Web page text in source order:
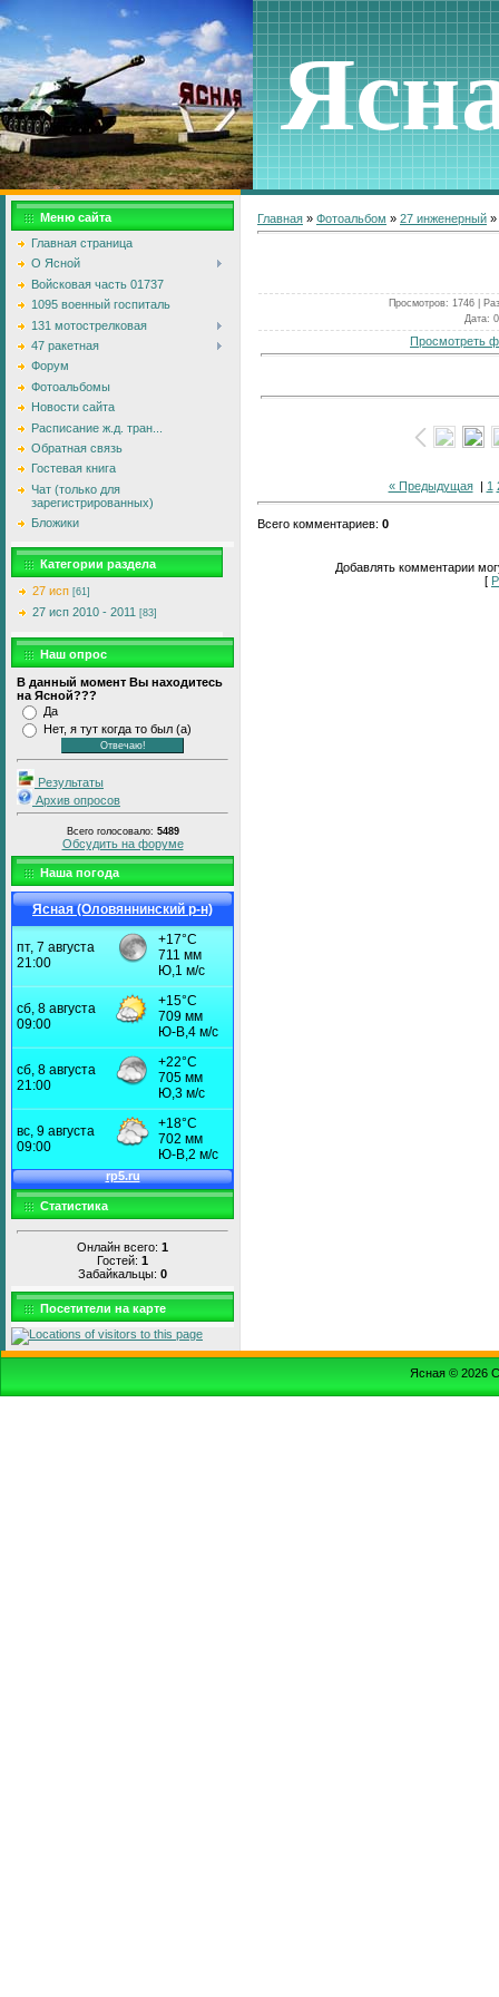
Меню сайта
Главная страница
О Ясной
Войсковая часть 01737
1095 военный госпиталь
131 мотострелковая
47 ракетная
Форум
Фотоальбомы
Новости сайта
Расписание ж.д. тран...
Обратная связь
Гостевая книга
Чат (только для
зарегистрированных)
Бложики
Категории раздела
27 исп [61]
27 исп 2010 - 2011 [83]
Наш опрос
В данный момент Вы находитесь
на Ясной???
Да
Нет, я тут когда то был (а)
Результаты
Архив опросов
Всего голосовало: 5489
Обсудить на форуме
Наша погода
Ясная (Оловяннинский р-н)
Статистика
Онлайн всего: 1
Гостей: 1
Забайкальцы: 0
Посетители на карте
Главная » Фотоальбом » 27 инженерный »
Просмотров: 1746 |
Дата:
Просмотреть
« Предыдущая| 1
Всего комментариев: 0
Добавлять комментарии
[
Ясная © 2026